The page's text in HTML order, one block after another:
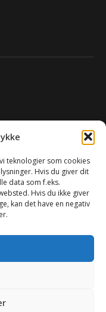
teknologier som cookies
Hvis du giver dit
data som f.eks.
Hvis du ikke giver
kan det have en negativ